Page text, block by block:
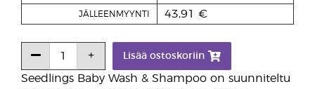
Seedlings Baby Wash & Shampoo on suunniteltu
JÄLLEENMYYNTI 43,91 €
Lisää ostoskoriin